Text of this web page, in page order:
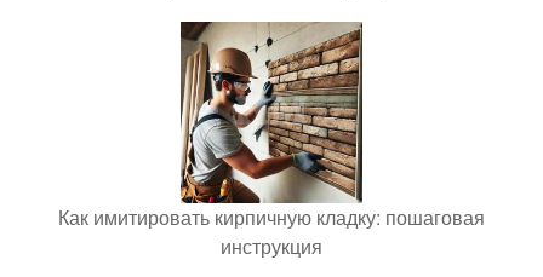
Как имитировать кирпичную кладку: пошаговая
инструкция